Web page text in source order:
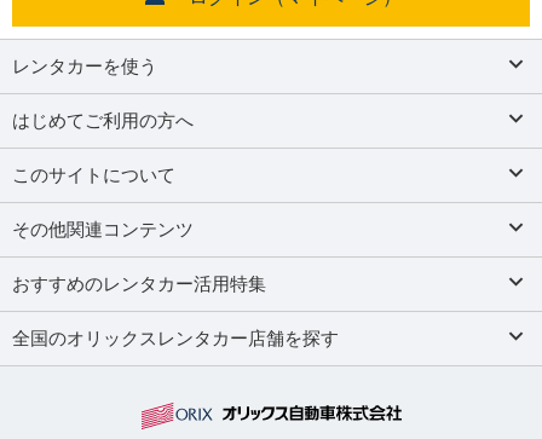
レンタカーを使う
はじめてご利用の方へ
このサイトについて
その他関連コンテンツ
おすすめのレンタカー活用特集
全国のオリックスレンタカー店舗を探す